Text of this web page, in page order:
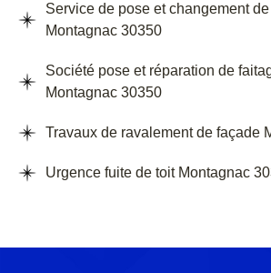
Service de pose et changement
Montagnac 30350
Société pose et réparation de
Montagnac 30350
Travaux de ravalement de façade
Urgence fuite de toit Montagnac